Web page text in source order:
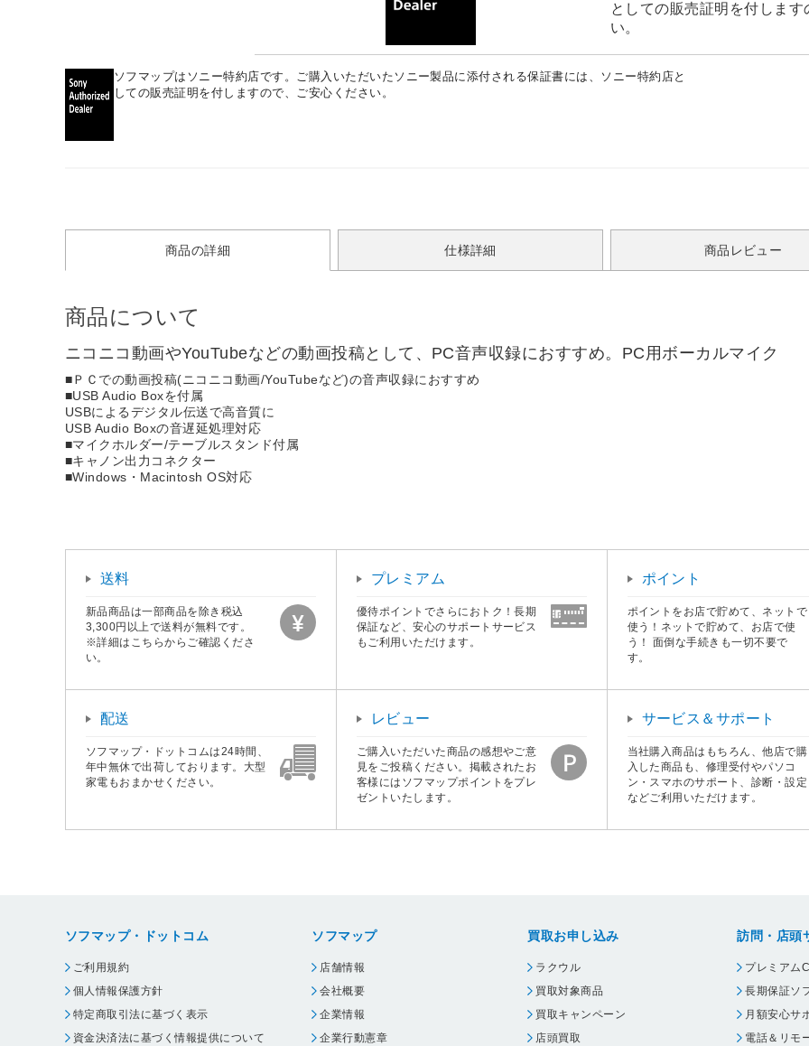
としての販売証明を付します
い。
ソフマップはソニー特約店です。ご購入いただいたソニー製品に添付される保証書には、ソニー特約店と
しての販売証明を付しますので、ご安心ください。
商品の詳細 仕様詳細 商品レビュー
商品について
ニコニコ動画やYouTubeなどの動画投稿として、PC音声収録におすすめ。PC用ボーカルマイク
■ＰＣでの動画投稿(ニコニコ動画/YouTubeなど)の音声収録におすすめ
■USB Audio Boxを付属
USBによるデジタル伝送で高音質に
USB Audio Boxの音遅延処理対応
■マイクホルダー/テーブルスタンド付属
■キャノン出力コネクター
■Windows・Macintosh OS対応
送料
新品商品は一部商品を除き税込
3,300円以上で送料が無料です。
※詳細はこちらからご確認くださ
い。
プレミアム
優待ポイントでさらにおトク！長期
保証など、安心のサポートサービス
もご利用いただけます。
ポイント
ポイントをお店で貯めて、ネットで
使う！ネットで貯めて、お店で使
う！ 面倒な手続きも一切不要で
す。
配送
ソフマップ・ドットコムは24時間、
年中無休で出荷しております。大型
家電もおまかせください。
レビュー
ご購入いただいた商品の感想やご意
見をご投稿ください。掲載されたお
客様にはソフマップポイントをプレ
ゼントいたします。
サービス＆サポート
当社購入商品はもちろん、他店で購
入した商品も、修理受付やパソコ
ン・スマホのサポート、診断・設定
などご利用いただけます。
ソフマップ・ドットコム
ご利用規約
個人情報保護方針
特定商取引法に基づく表示
資金決済法に基づく情報提供について
ソフマップ
店舗情報
会社概要
企業情報
企業行動憲章
買取お申し込み
ラクウル
買取対象商品
買取キャンペーン
店頭買取
訪問・店頭
プレミアム
長期保証ソ
月額安心サ
電話＆リモ